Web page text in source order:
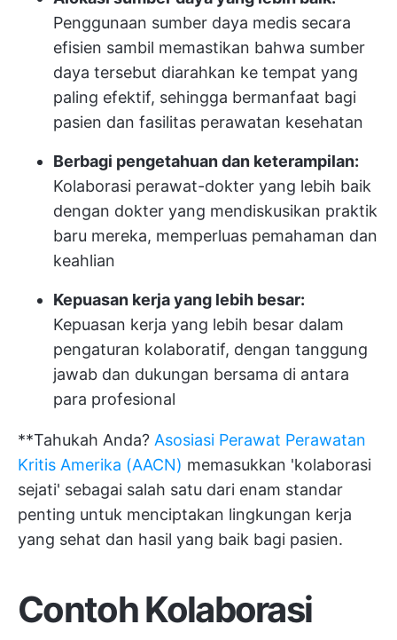
Penggunaan sumber daya medis secara
efisien sambil memastikan bahwa sumber
daya tersebut diarahkan ke tempat yang
paling efektif, sehingga bermanfaat bagi
pasien dan fasilitas perawatan kesehatan
Berbagi pengetahuan dan keterampilan:
Kolaborasi perawat-dokter yang lebih baik
dengan dokter yang mendiskusikan praktik
baru mereka, memperluas pemahaman dan
keahlian
Kepuasan kerja yang lebih besar:
Kepuasan kerja yang lebih besar dalam
pengaturan kolaboratif, dengan tanggung
jawab dan dukungan bersama di antara
para profesional
**Tahukah Anda? Asosiasi Perawat Perawatan
Kritis Amerika (AACN) memasukkan 'kolaborasi
sejati' sebagai salah satu dari enam standar
penting untuk menciptakan lingkungan kerja
yang sehat dan hasil yang baik bagi pasien.
Contoh Kolaborasi